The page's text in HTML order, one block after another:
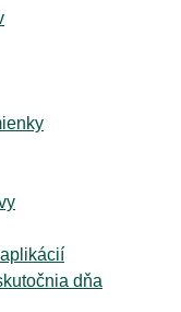
dňa